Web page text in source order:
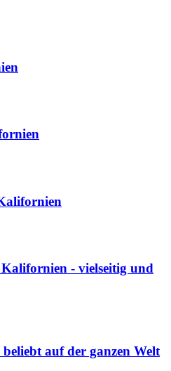
- vielseitig und
auf der ganzen Welt